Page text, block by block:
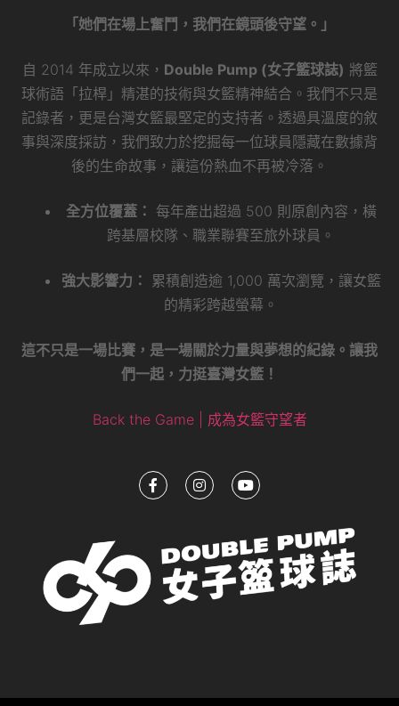
「她們在場上奮鬥，我們在鏡頭後守望。」
自 2014 年成立以來， Double Pump (女子籃球誌) 將籃
球術語「拉桿」精湛的技術與女籃精神結合。我們不只是
記錄者，更是台灣女籃最堅定的支持者。透過具溫度的敘
事與深度採訪，我們致力於挖掘每一位球員隱藏在數據背
後的生命故事，讓這份熱血不再被冷落。
全方位覆蓋： 每年產出超過 500 則原創內容，橫
跨基層校隊、職業聯賽至旅外球員。
強大影響力：
累積創造逾 1,000 萬次瀏覽，讓女籃
的精彩跨越螢幕。
這不只是一場比賽，是一場關於力量與夢想的紀錄。讓我
們一起，力挺臺灣女籃！
Back the Game | 成為女籃守望者